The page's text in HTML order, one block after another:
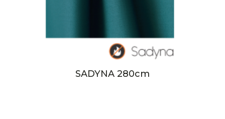
SADYNA 280cm